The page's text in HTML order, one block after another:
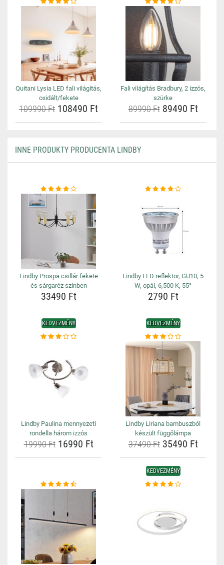
Quitani Lysia LED fali világítás,
oxidált/fekete
109990 Ft 108490 Ft
Fali világítás Bradbury, 2 izzós,
szürke
89990 Ft89490 Ft
INNE PRODUKTY PRODUCENTA LINDBY
Lindby Prospa csillár fekete
és sárgaréz színben
33490 Ft
Lindby LED reflektor, GU10, 5
W, opál, 6,500 K, 55°
2790 Ft
KEDVEZMÉNY
Lindby Paulina mennyezeti
rondella három izzós
19990 Ft16990 Ft
KEDVEZMÉNY
Lindby Liriana bambuszból
készült függőlámpa
37490 Ft35490 Ft
KEDVEZMÉNY